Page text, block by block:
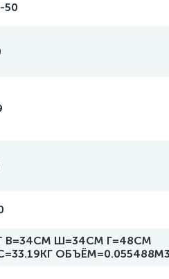
50
В=34СМ Ш=34СМ Г=48СМ